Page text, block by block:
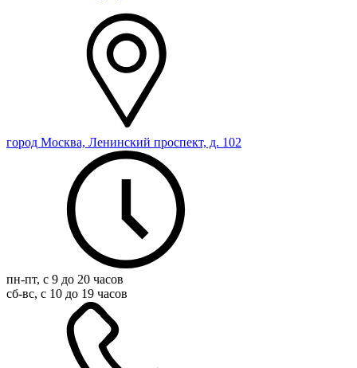
город Москва, Ленинский проспект, д. 102
пн-пт, с 9 до 20 часов
сб-вс, с 10 до 19 часов